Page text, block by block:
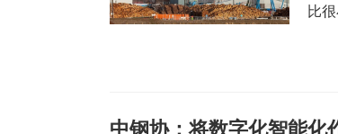
比
中钢协：将数字化智能化